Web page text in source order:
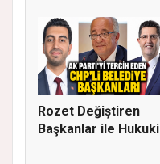
Rozet Değiştiren
Başkanlar ile Hukuki